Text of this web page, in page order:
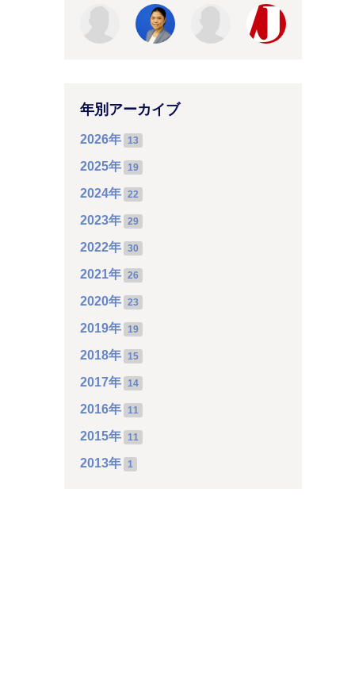
年別アーカイブ
2026年 13
2025年 19
2024年 22
2023年 29
2022年 30
2021年 26
2020年 23
2019年 19
2018年 15
2017年 14
2016年 11
2015年 11
2013年 1